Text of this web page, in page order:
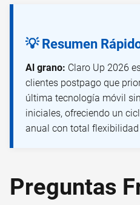
💡 Resumen
Al grano: Claro Up 2026
clientes postpago que
última tecnología móvil
iniciales, ofreciendo un
anual con total
Preguntas